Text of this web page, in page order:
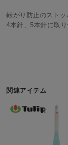
転がり防止のストッ
4本針、5本針に取
関連アイテム